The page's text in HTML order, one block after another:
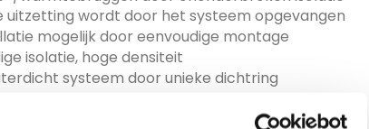
uitzetting wordt door het systeem opgevangen
mogelijk door eenvoudige montage
isolatie, hoge densiteit
systeem door unieke dichtring